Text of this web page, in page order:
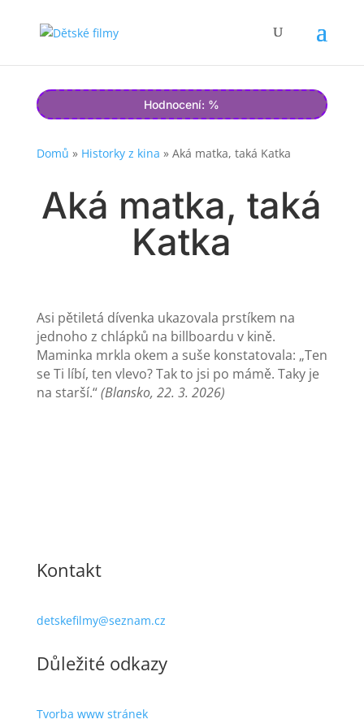
Hodnocení: %
Domů » Historky z kina » Aká matka, taká Katka
Aká matka, taká
Katka
Asi pětiletá dívenka ukazovala prstíkem na
jednoho z chlápků na billboardu v kině.
Maminka mrkla okem a suše konstatovala: „Ten
se Ti líbí, ten vlevo? Tak to jsi po mámě. Taky je
na starší.“(Blansko, 22. 3. 2026)
Kontakt
detskefilmy@seznam.cz
Důležité odkazy
Tvorba www stránek